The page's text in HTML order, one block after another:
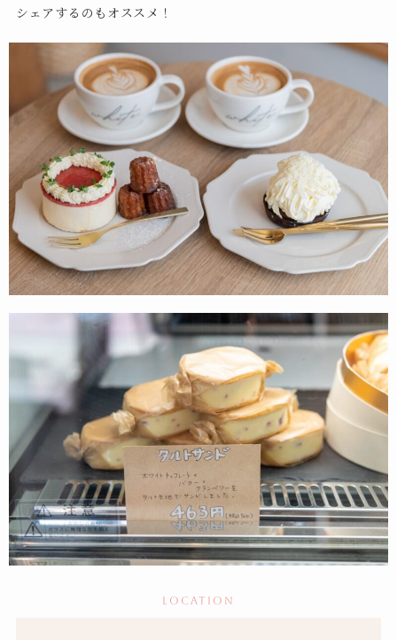
シェアするのもオススメ！
location